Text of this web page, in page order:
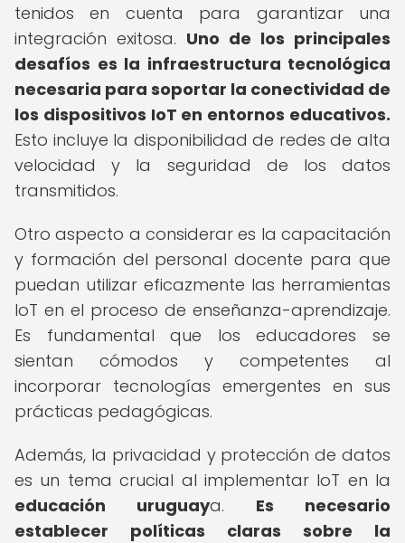
tenidos en cuenta para garantizar una
integración exitosa. Uno de los principales
desafíos es la infraestructura tecnológica
necesaria para soportar la conectividad de
los dispositivos IoT en entornos educativos.
Esto incluye la disponibilidad de redes de alta
velocidad y la seguridad de los datos
transmitidos.
Otro aspecto a considerar es la capacitación
y formación del personal docente para que
puedan utilizar eficazmente las herramientas
IoT en el proceso de enseñanza-aprendizaje.
Es fundamental que los educadores se
sientan cómodos y competentes al
incorporar tecnologías emergentes en sus
prácticas pedagógicas.
Además, la privacidad y protección de datos
es un tema crucial al implementar IoT en la
educación uruguaya. Es necesario
establecer políticas claras sobre la